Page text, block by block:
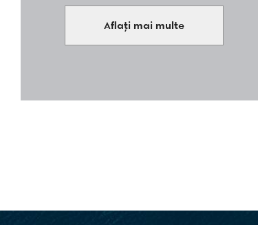
Aflați mai multe